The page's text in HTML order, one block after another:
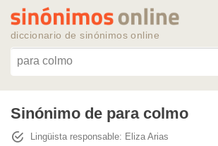
diccionario de sinónimos online
Reescribir texto con
Sinónimos populares
Sinónimo de para colmo
Lingüista responsable: Eliza Arias